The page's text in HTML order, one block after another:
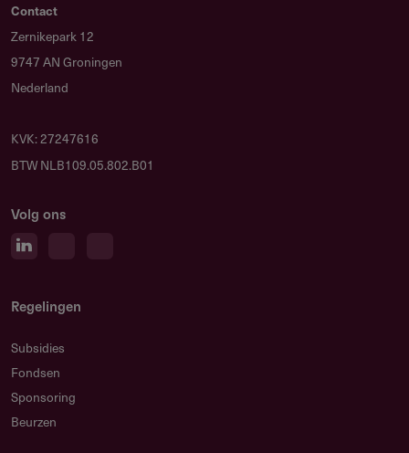
Contact
Zernikepark 12
9747 AN Groningen
Nederland
KVK: 27247616
BTW NLB109.05.802.B01
Volg ons
Regelingen
Subsidies
Fondsen
Sponsoring
Beurzen